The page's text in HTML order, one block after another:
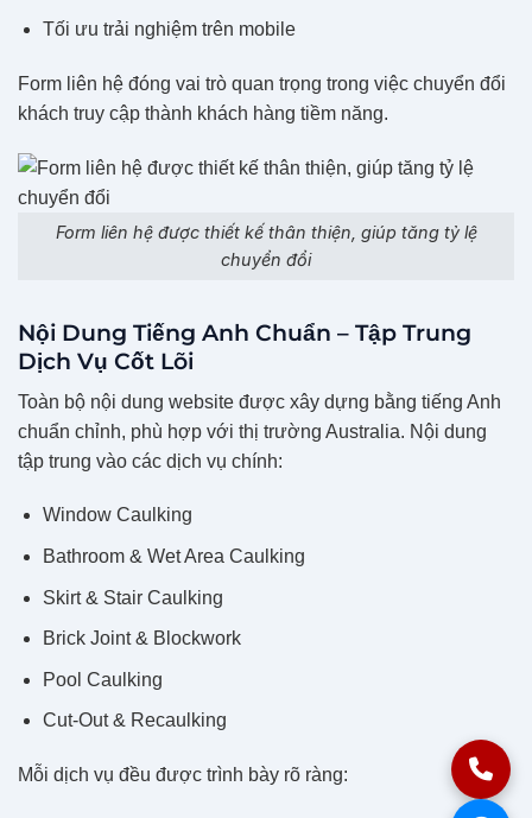
Tối ưu trải nghiệm trên mobile
Form liên hệ đóng vai trò quan trọng trong việc chuyển đổi
khách truy cập thành khách hàng tiềm năng.
Form liên hệ được thiết kế thân thiện, giúp tăng tỷ lệ
chuyển đổi
Nội Dung Tiếng Anh Chuẩn – Tập Trung
Dịch Vụ Cốt Lõi
Toàn bộ nội dung website được xây dựng bằng tiếng Anh
chuẩn chỉnh, phù hợp với thị trường Australia. Nội dung
tập trung vào các dịch vụ chính:
Window Caulking
Bathroom & Wet Area Caulking
Skirt & Stair Caulking
Brick Joint & Blockwork
Pool Caulking
Cut-Out & Recaulking
Mỗi dịch vụ đều được trình bày rõ ràng: